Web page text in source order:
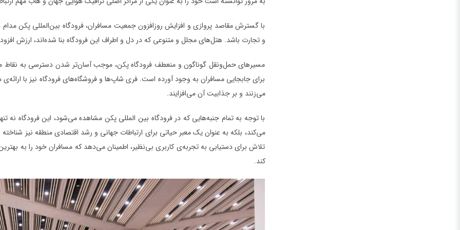
با گسترش مقاصد پروازی و افزایش روزافزون جمعیت مسافران، فرودگاه بین‌المللی پکن
و تجارت باشد. هتل‌های مجلل و متنوعی که در دل و اطراف این فرودگاه بنا شده‌اند، ارزش
مسیرهای حمل‌ونقل گوناگون و منعطف فرودگاه پکن، موجب آسان‌تر شدن دسترسی به
برای جابجایی مسافران به وجود آورده است. فری شاپ‌ها و فروشگاه‌های فرودگاه نیز با
می‌زنند و بر جذابیت آن می‌افزایند.
با توجه به تمام جنبه‌هایی که در فرودگاه بین‌ المللی پکن مشاهده می‌شود، این فرودگاه
می‌کند، بلکه به عنوان یک معبر حیاتی برای ارتباطات جهانی و رشد اقتصادی منطقه نیز
تلاش برای دستیابی به تجربه‌ی کاربری بی‌نظیر، اطمینان می‌دهد که مسافران خود را به
کند.